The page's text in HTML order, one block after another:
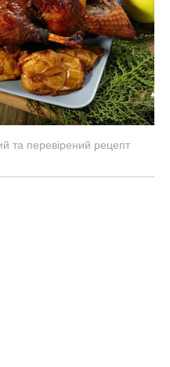
та перевірений рецепт